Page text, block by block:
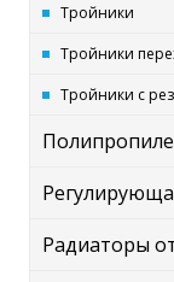
Тройники
Тройники
Тройники с
Радиаторы